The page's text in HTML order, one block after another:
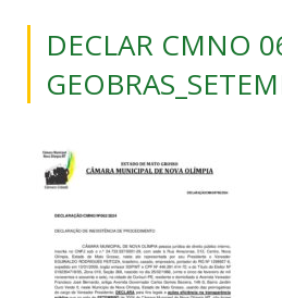
DECLAR CMNO